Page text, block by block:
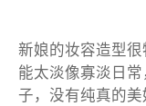
新娘的妆容造型
能太淡像寡淡日
子，没有纯真的